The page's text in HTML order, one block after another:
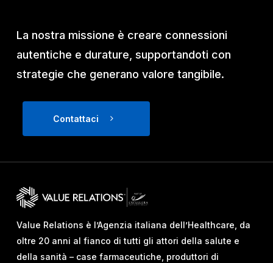
La nostra missione è creare connessioni
autentiche e durature, supportandoti con
strategie che generano valore tangibile.
Contattaci
Value Relations è l’Agenzia italiana dell’Healthcare, da
oltre 20 anni al fianco di tutti gli attori della salute e
della sanità – case farmaceutiche, produttori di